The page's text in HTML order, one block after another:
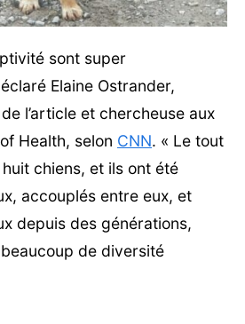
sont super
Elaine Ostrander,
l’article et chercheuse aux
Health, selon CNN. « Le tout
chiens, et ils ont été
accouplés entre eux, et
depuis des générations,
de diversité